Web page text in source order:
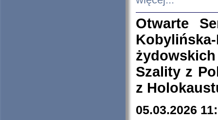
Otwarte
Szality z
z
05.03.2026